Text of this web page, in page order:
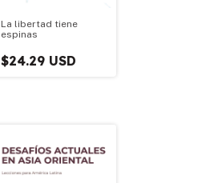
La libertad tiene
espinas
$24.29 USD